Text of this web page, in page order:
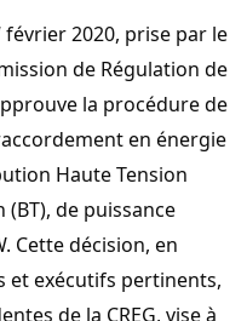
février 2020, prise par le
de Régulation de
la procédure de
en énergie
Haute Tension
(BT), de puissance
Cette décision, en
et exécutifs pertinents,
de la CREG, vise à